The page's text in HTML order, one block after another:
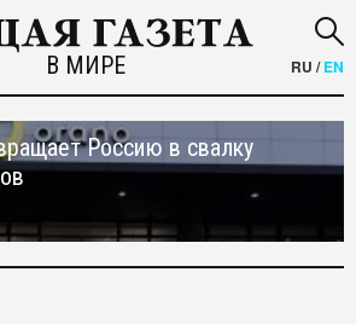
В МИРЕ RU /EN
Россию в свалку